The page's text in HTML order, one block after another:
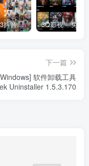
TikTok_v45.5.3抖音国际版_免拔卡解锁全球版
下一篇
软件卸载工具
Uninstaller 1.5.3.170